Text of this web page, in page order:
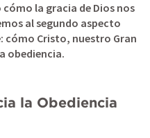
la gracia de Dios nos
al segundo aspecto
cómo Cristo, nuestro Gran
obediencia.
la Obediencia